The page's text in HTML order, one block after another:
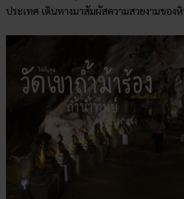
ประเทศ เดินทางมาสัมผัสความสวยงามขอ